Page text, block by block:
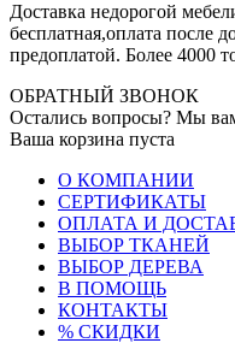
Доставка недорогой
бесплатная,оплата после
предоплатой. Более 4000
ОБРАТНЫЙ ЗВОНОК
Остались вопросы? Мы
Ваша корзина пуста
О КОМПАНИИ
СЕРТИФИКАТЫ
ОПЛАТА И
ВЫБОР ТКАНЕЙ
ВЫБОР ДЕРЕВА
В ПОМОЩЬ
КОНТАКТЫ
% СКИДКИ